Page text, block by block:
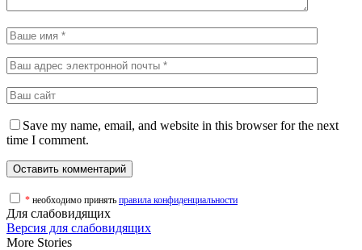
Save my name, email, and website in this browser for the next
time I comment.
* необходимо принять правила конфиденциальности
Для слабовидящих
Версия для слабовидящих
More Stories